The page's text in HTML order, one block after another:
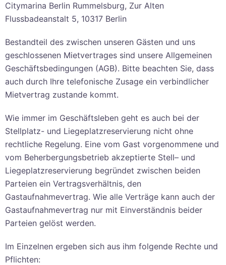
Citymarina Berlin Rummelsburg, Zur Alten
Flussbadeanstalt 5, 10317 Berlin
Bestandteil des zwischen unseren Gästen und uns
geschlossenen Mietvertrages sind unsere Allgemeinen
Geschäftsbedingungen (AGB). Bitte beachten Sie, dass
auch durch Ihre telefonische Zusage ein verbindlicher
Mietvertrag zustande kommt.
Wie immer im Geschäftsleben geht es auch bei der
Stellplatz- und Liegeplatzreservierung nicht ohne
rechtliche Regelung. Eine vom Gast vorgenommene und
vom Beherbergungsbetrieb akzeptierte Stell– und
Liegeplatzreservierung begründet zwischen beiden
Parteien ein Vertragsverhältnis, den
Gastaufnahmevertrag. Wie alle Verträge kann auch der
Gastaufnahmevertrag nur mit Einverständnis beider
Parteien gelöst werden.
Im Einzelnen ergeben sich aus ihm folgende Rechte und
Pflichten: